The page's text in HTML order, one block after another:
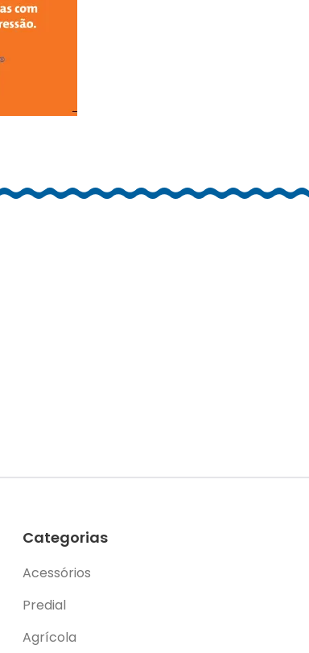
Categorias
Acessórios
Predial
Agrícola